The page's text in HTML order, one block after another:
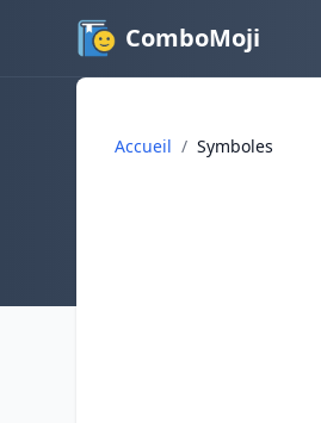
ComboMoji
Accueil / Symboles